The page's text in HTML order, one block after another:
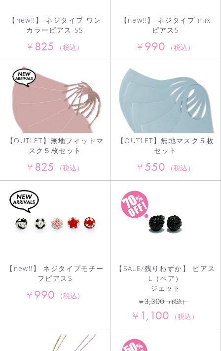
【new!!】 ネジタイプ ワン
カラーピアス SS
¥ 825 （税込）
【new!!】 ネジタイプ mix
ピアスS
¥990 （税込）
【OUTLET】無地フィットマ
スク５枚セット
¥ 825 （税込）
【OUTLET】無地マスク５枚
セット
¥550 （税込）
【new!!】 ネジタイプモチー
フピアスS
¥990 （税込）
【SALE/残りわずか】 ピアス
L（ペア）
ジェット
¥3,300 （税込）
¥ 1,100 （税込）